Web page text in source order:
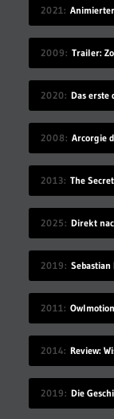
2021
2009 Trailer:
2020 Das erste
2008 Arcorgie
2013 The
2025
2019
2011
2014 Review:
2019